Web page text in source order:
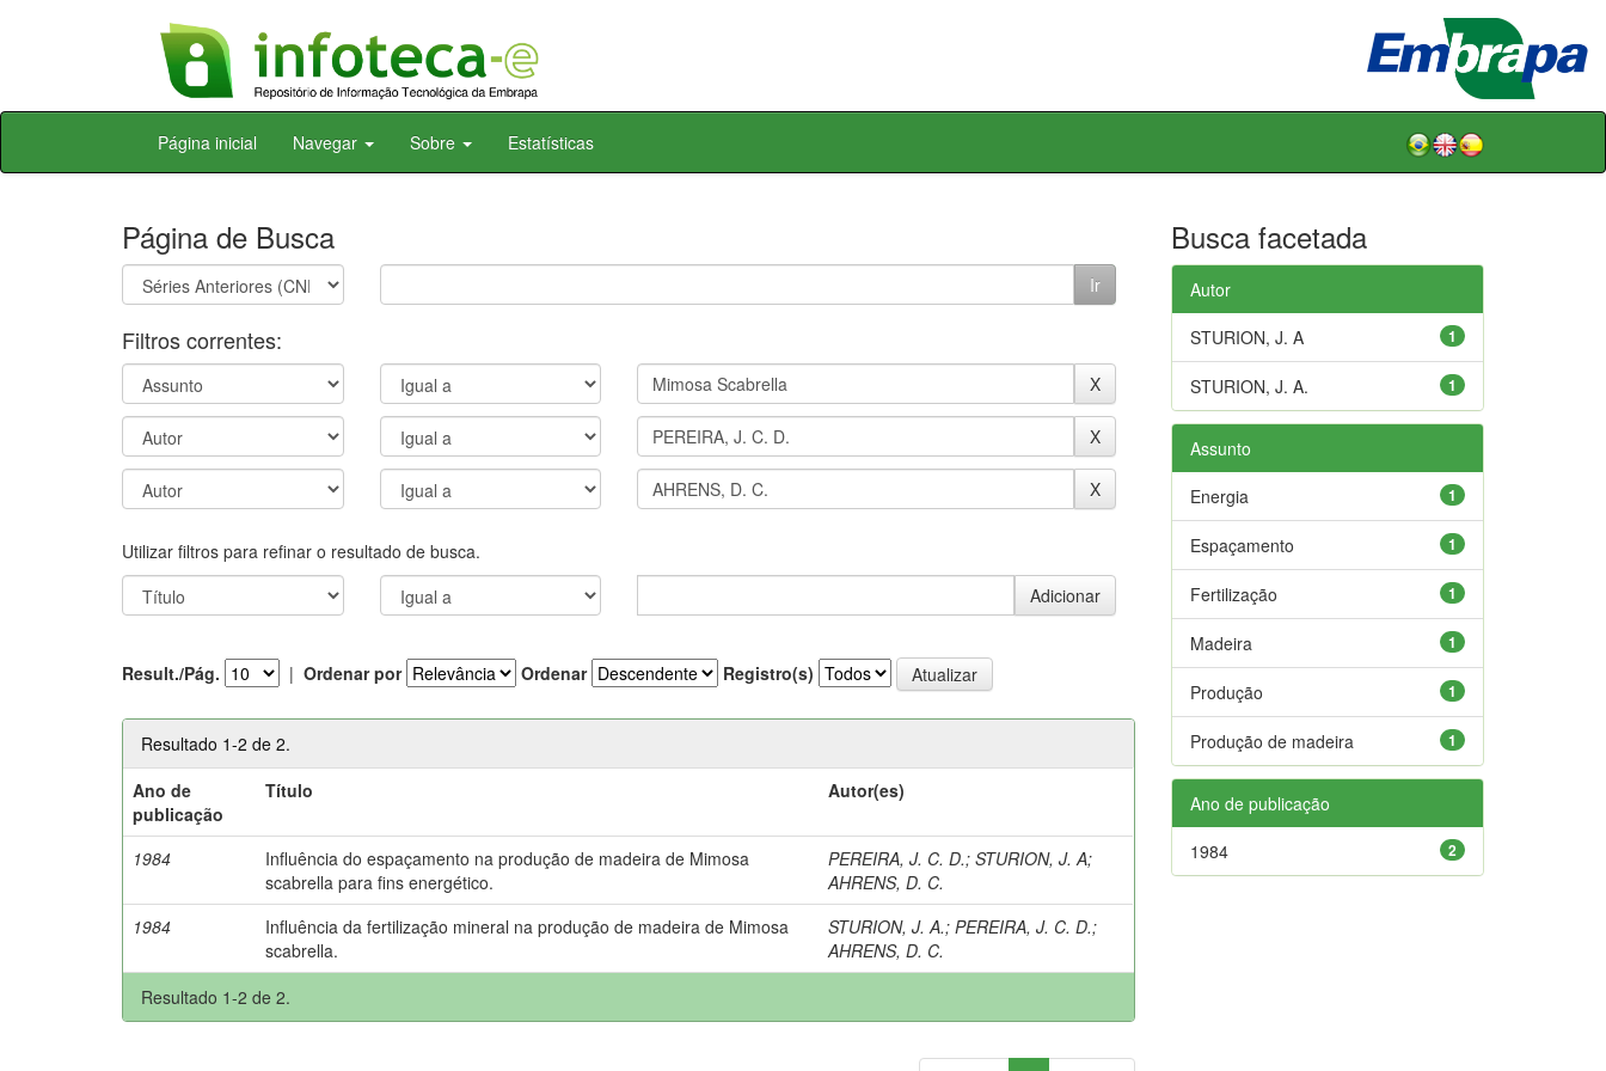
Skip
Página inicial Navegar Sobre Estatísticas
Página de Busca
Filtros correntes:
Utilizar filtros para refinar o resultado de busca.
Result./Pág. | Ordenar por Ordenar Registro(s)
Resultado 1-2 de 2.
Ano de
publicação
Título Autor(es)
1984
Influência do espaçamento na produção de madeira de Mimosa
scabrella para fins energético.
PEREIRA, J. C. D.;STURION, J. A;
AHRENS, D. C.
1984
Influência da fertilização mineral na produção de madeira de Mimosa
scabrella.
STURION, J. A.;PEREIRA, J. C. D.;
AHRENS, D. C.
Resultado 1-2 de 2.
Busca facetada
Autor
1
STURION, J. A
1
STURION, J. A.
Assunto
1
Energia
1
Espaçamento
1
Fertilização
1
Madeira
1
Produção
1
Produção de madeira
Ano de publicação
2
1984